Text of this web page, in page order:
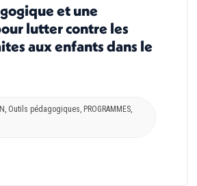
et une
lutter contre les
aux enfants dans le
, Outils pédagogiques, PROGRAMMES,